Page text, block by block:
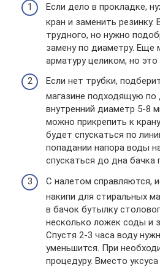
Если дело в прокладке,
кран и заменить резинку.
трудного, но нужно
замену по диаметру. Еще
арматуру целиком, но
Если нет трубки,
магазине подходящую
внутренний диаметр 5-8
можно прикрепить к
будет спускаться по
попадании напора воды
спускаться до дна бачка
С налетом справляются,
накипи для стиральных
в бачок бутылку
несколько ложек соды и
Спустя 2-3 часа воду
уменьшится. При
процедуру. Вместо